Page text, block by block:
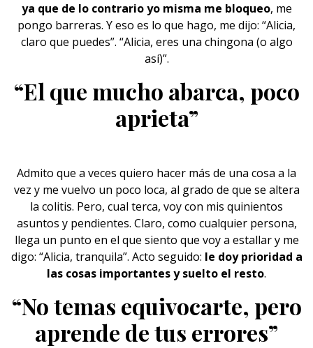
ya que de lo contrario yo misma me bloqueo, me
pongo barreras. Y eso es lo que hago, me dijo: “Alicia,
claro que puedes”. “Alicia, eres una chingona (o algo
así)”.
“El que mucho abarca, poco
aprieta”
Admito que a veces quiero hacer más de una cosa a la
vez y me vuelvo un poco loca, al grado de que se altera
la colitis. Pero, cual terca, voy con mis quinientos
asuntos y pendientes. Claro, como cualquier persona,
llega un punto en el que siento que voy a estallar y me
digo: “Alicia, tranquila”. Acto seguido: le doy prioridad a
las cosas importantes ysuelto el resto.
“No temas equivocarte, pero
aprende de tus errores”